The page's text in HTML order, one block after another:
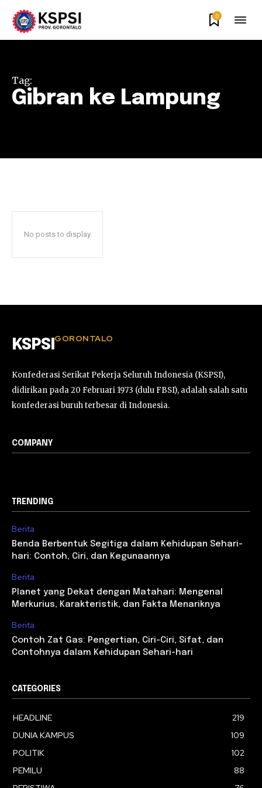
0
Tag:
Gibran ke Lampung
No posts to display
KSPSI GORONTALO
Konfederasi Serikat Pekerja Seluruh Indonesia (KSPSI),
didirikan pada 20 Februari 1973 (dulu FBSI), adalah salah satu
konfederasi buruh terbesar di Indonesia.
COMPANY
TRENDING
Berita
Benda Berbentuk Segitiga dalam Kehidupan Sehari-
hari: Contoh, Ciri, dan Kegunaannya
Berita
Planet yang Dekat dengan Matahari: Mengenal
Merkurius, Karakteristik, dan Fakta Menariknya
Berita
Contoh Zat Gas: Pengertian, Ciri-Ciri, Sifat, dan
Contohnya dalam Kehidupan Sehari-hari
CATEGORIES
HEADLINE
219
DUNIA KAMPUS
109
POLITIK
102
PEMILU
88